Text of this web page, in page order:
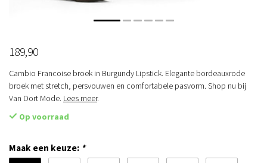
189,90
Cambio Francoise broek in Burgundy Lipstick. Elegante bordeauxrode
broek met stretch, persvouwen en comfortabele pasvorm. Shop nu bij
Van Dort Mode. Lees meer.
Op voorraad
Maak een keuze: *